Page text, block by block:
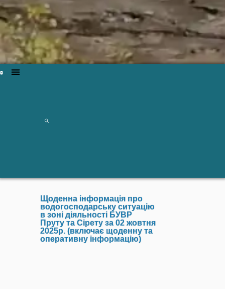
Щоденна інформація про
водогосподарську ситуацію
в зоні діяльності БУВР
Пруту та Сірету за 02 жовтня
2025р. (включає щоденну та
оперативну інформацію)